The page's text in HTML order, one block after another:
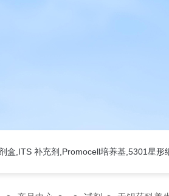
盒,ITS 补充剂,Promocell培养基,5301星形